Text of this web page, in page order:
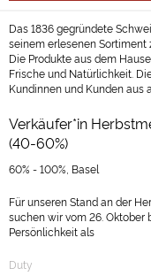
Das 1836 gegründete
seinem erlesenen Sortiment
Die Produkte aus dem
Frische und Natürlichkeit.
Kundinnen und Kunden aus
Verkäufer*in
(40-60%)
60% - 100%, Basel
Für unseren Stand an der
suchen wir vom 26. Oktober
Persönlichkeit als
Duty